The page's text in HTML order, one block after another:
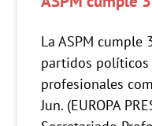
La ASPM cumple
partidos políticos
profesionales
Jun. (EUROPA